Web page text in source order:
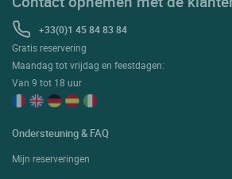
+33(0)1 45 84 83 84
Gratis reservering
Maandag tot vrijdag en feestdagen:
Van 9 tot 18 uur
Ondersteuning & FAQ
Mijn reserveringen